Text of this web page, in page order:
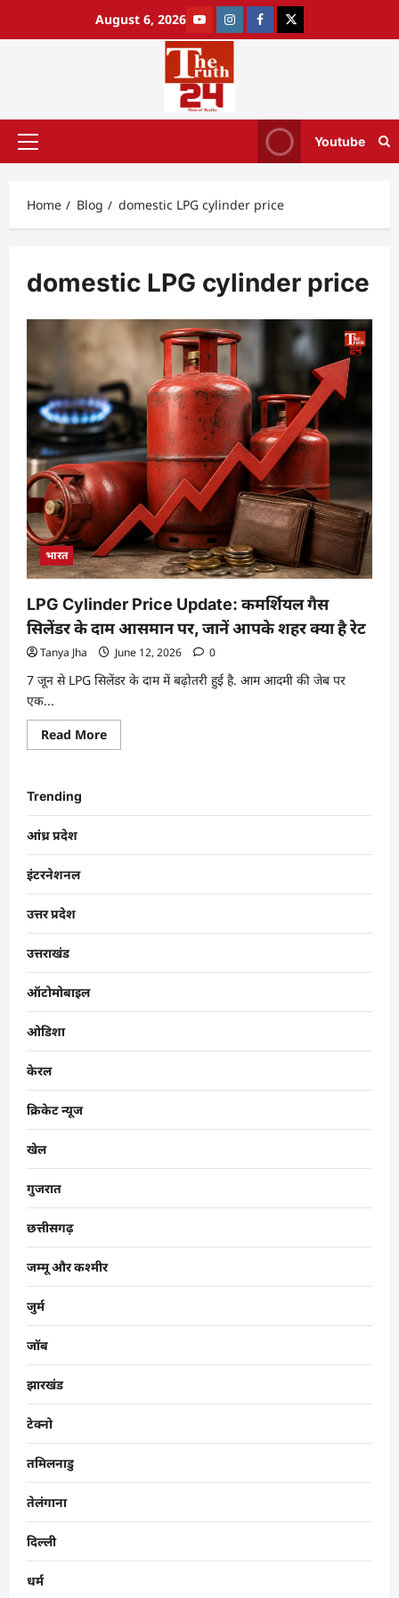
August 6, 2026
Youtube
Home Blog domestic LPG cylinder price
domestic LPG cylinder price
भारत
LPG Cylinder Price Update: कमर्शियल गैस
सिलेंडर के दाम आसमान पर, जानें आपके शहर क्या है रेट
Tanya Jha June 12, 2026 0
7 जून से LPG सिलेंडर के दाम में बढ़ोतरी हुई है. आम आदमी की जेब पर
एक...
Read More
Trending
आंध्र प्रदेश
इंटरनेशनल
उत्तर प्रदेश
उत्तराखंड
ऑटोमोबाइल
ओडिशा
केरल
क्रिकेट न्यूज
खेल
गुजरात
छत्तीसगढ़
जम्मू और कश्मीर
जुर्म
जॉब
झारखंड
टेक्नो
तमिलनाडु
तेलंगाना
दिल्ली
धर्म